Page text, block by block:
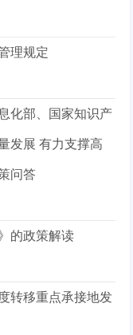
理规定
化部、国家知识产
发展 有力支撑高
问答
的政策解读
转移重点承接地发